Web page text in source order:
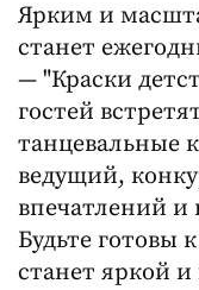
Ярким и
станет
— "Краски
гостей
танцевальные
ведущий,
впечатлений
Будьте готовы
станет яркой и